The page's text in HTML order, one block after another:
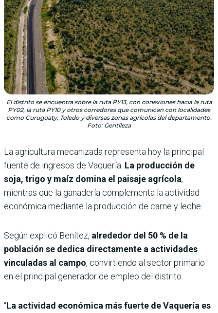
El distrito se encuentra sobre la ruta PY13, con conexiones hacia la ruta
PY02, la ruta PY10 y otros corredores que comunican con localidades
como Curuguaty, Toledo y diversas zonas agrícolas del departamento.
Foto: Gentileza
La agricultura mecanizada representa hoy la principal
fuente de ingresos de Vaquería. La producción de
soja, trigo y maíz domina el paisaje agrícola,
mientras que la ganadería complementa la actividad
económica mediante la producción de carne y leche.
Según explicó Benítez, alrededor del 50 % de la
población se dedica directamente a actividades
vinculadas al campo, convirtiendo al sector primario
en el principal generador de empleo del distrito.
“La actividad económica más fuerte de Vaquería es